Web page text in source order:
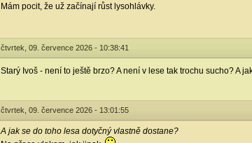
Mám pocit, že už začínají růst lysohlávky.
čtvrtek, 09. července 2026 - 10:38:41
Starý Ivoš - není to ještě brzo? A není v lese tak trochu sucho? A
čtvrtek, 09. července 2026 - 13:01:55
A jak se do toho lesa dotyčný vlastně dostane?